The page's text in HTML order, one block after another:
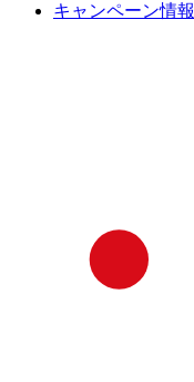
キャンペーン情報